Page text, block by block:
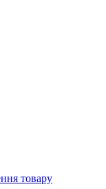
товару